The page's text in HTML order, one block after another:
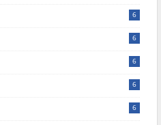
6
6
6
6
6